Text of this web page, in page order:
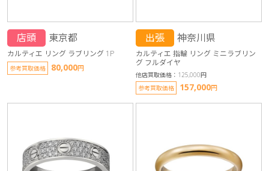
店頭 東京都
カルティエ リング ラブリング 1P
参考買取価格 80,000円
出張 神奈川県
カルティエ 指輪 リング ミニラブリン
グ フルダイヤ
他店買取価格：125,000円
参考買取価格
157,000円